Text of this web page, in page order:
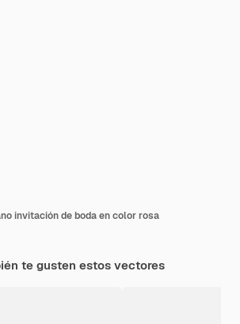
invitación de boda en color rosa
te gusten estos vectores